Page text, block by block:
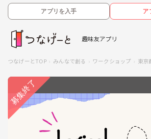
アプリを入手 ア
趣味友アプリ
つなげーとTOP みんなで創る ワークショップ 東京